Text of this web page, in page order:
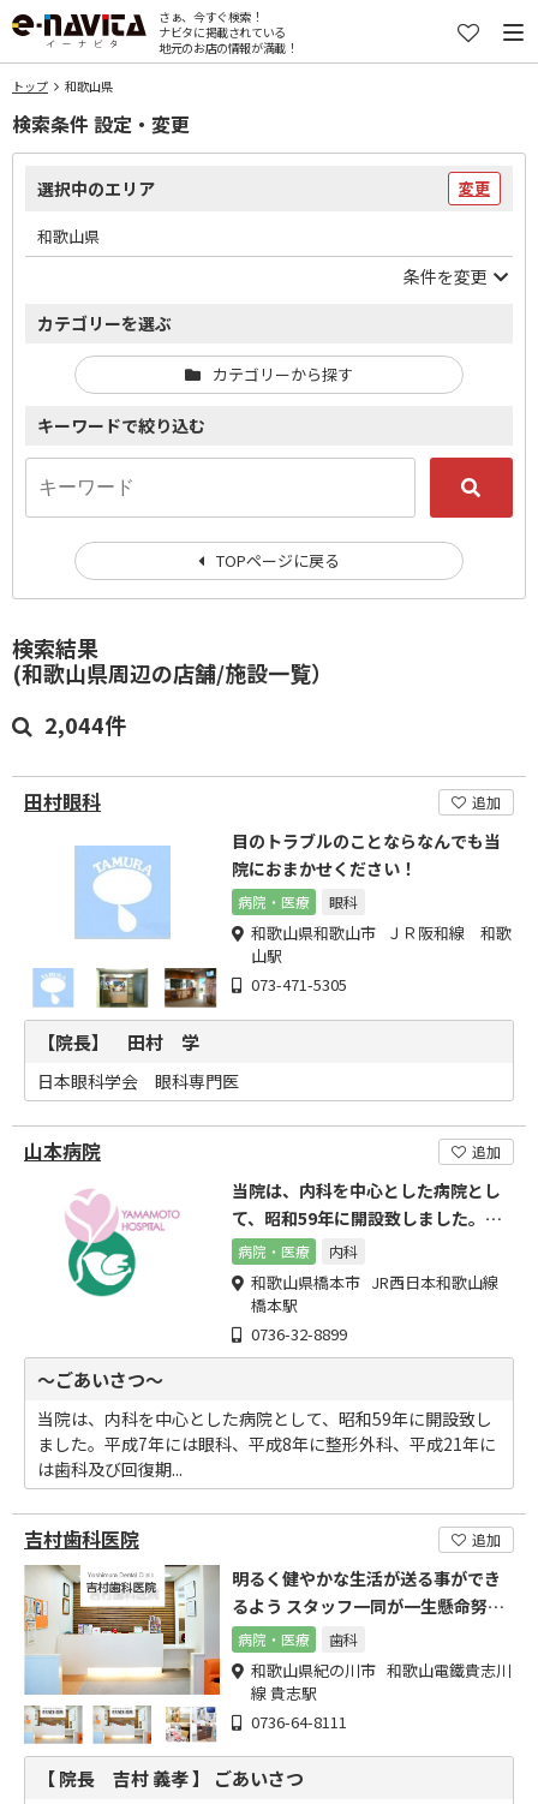
さぁ、今すぐ検索！
ナビタに掲載されている
地元のお店の情報が満載！
トップ 和歌山県
検索結果
(和歌山県周辺の店舗/施設一覧）
2,044件
田村眼科 追加
目のトラブルのことならなんでも当
院におまかせください！
病院・医療 眼科
和歌山県和歌山市 ＪＲ阪和線 和歌
山駅
073-471-5305
【院長】 田村 学
日本眼科学会 眼科専門医
山本病院 追加
当院は、内科を中心とした病院とし
て、昭和59年に開設致しました。平
成7年には眼科、平成8年
病院・医療 内科
和歌山県橋本市 JR西日本和歌山線
橋本駅
0736-32-8899
～ごあいさつ～
当院は、内科を中心とした病院として、昭和59年に開設致し
ました。平成7年には眼科、平成8年に整形外科、平成21年に
は歯科及び回復期...
吉村歯科医院 追加
明るく健やかな生活が送る事ができ
るよう スタッフ一同が一生懸命努力
いたしております。
病院・医療 歯科
和歌山県紀の川市 和歌山電鐵貴志川
線 貴志駅
0736-64-8111
【 院長 吉村 義孝 】 ごあいさつ
検索条件 設定・変更
選択中のエリア 変更
和歌山県
条件を変更
カテゴリーを選ぶ
カテゴリーから探す
キーワードで絞り込む
TOPページに戻る